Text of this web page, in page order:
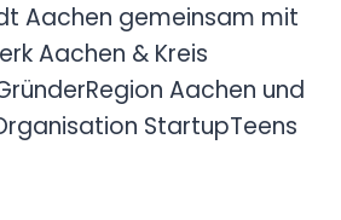
Aachen gemeinsam mit
Aachen & Kreis
Aachen und
StartupTeens